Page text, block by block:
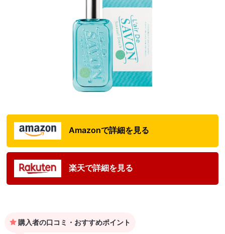
Amazonで詳細を見る
楽天で詳細を見る
購入者の口コミ・おすすめポイント